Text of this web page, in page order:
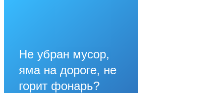
Не убран мусор,
яма на дороге, не
горит фонарь?